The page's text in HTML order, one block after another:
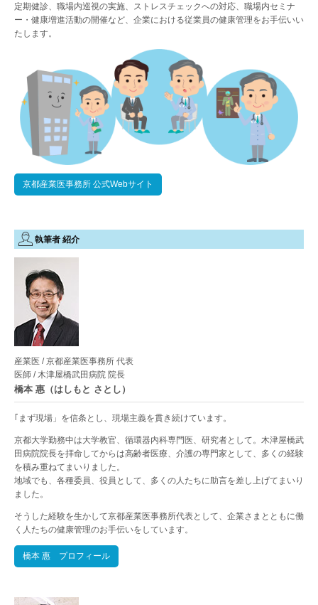
定期健診、職場内巡視の実施、ストレスチェックへの対応、職場内セミナ
ー・健康増進活動の開催など、企業における従業員の健康管理をお手伝いい
たします。
京都産業医事務所 公式Webサイト
執筆者 紹介
産業医 / 京都産業医事務所 代表
医師 / 木津屋橋武田病院 院長
橋本 惠（はしもと さとし）
｢まず現場」を信条とし、現場主義を貫き続けています。
京都大学勤務中は大学教官、循環器内科専門医、研究者として。木津屋橋武
田病院院長を拝命してからは高齢者医療、介護の専門家として、多くの経験
を積み重ねてまいりました。
地域でも、各種委員、役員として、多くの人たちに助言を差し上げてまいり
ました。
そうした経験を生かして京都産業医事務所代表として、企業さまとともに働
く人たちの健康管理のお手伝いをしています。
橋本 惠 プロフィール